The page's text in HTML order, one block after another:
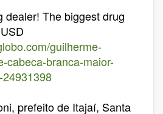
dealer! The biggest drug
guilherme-
cabeca-branca-maior-
prefeito de Itajaí, Santa